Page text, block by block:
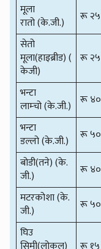
मूला
रातो (के.जी.)
रू २५
सेतो
मूला(हाइब्रीड) (
केजी)
रू २५
भन्टा
लाम्चो (के.जी.) रू ४०
भन्टा
डल्लो (के.जी.)
रू ५०
बोडी(तने) (के.
जी.)
रू ४०
मटरकोशा (के.
जी.)
रू ५०
घिउ